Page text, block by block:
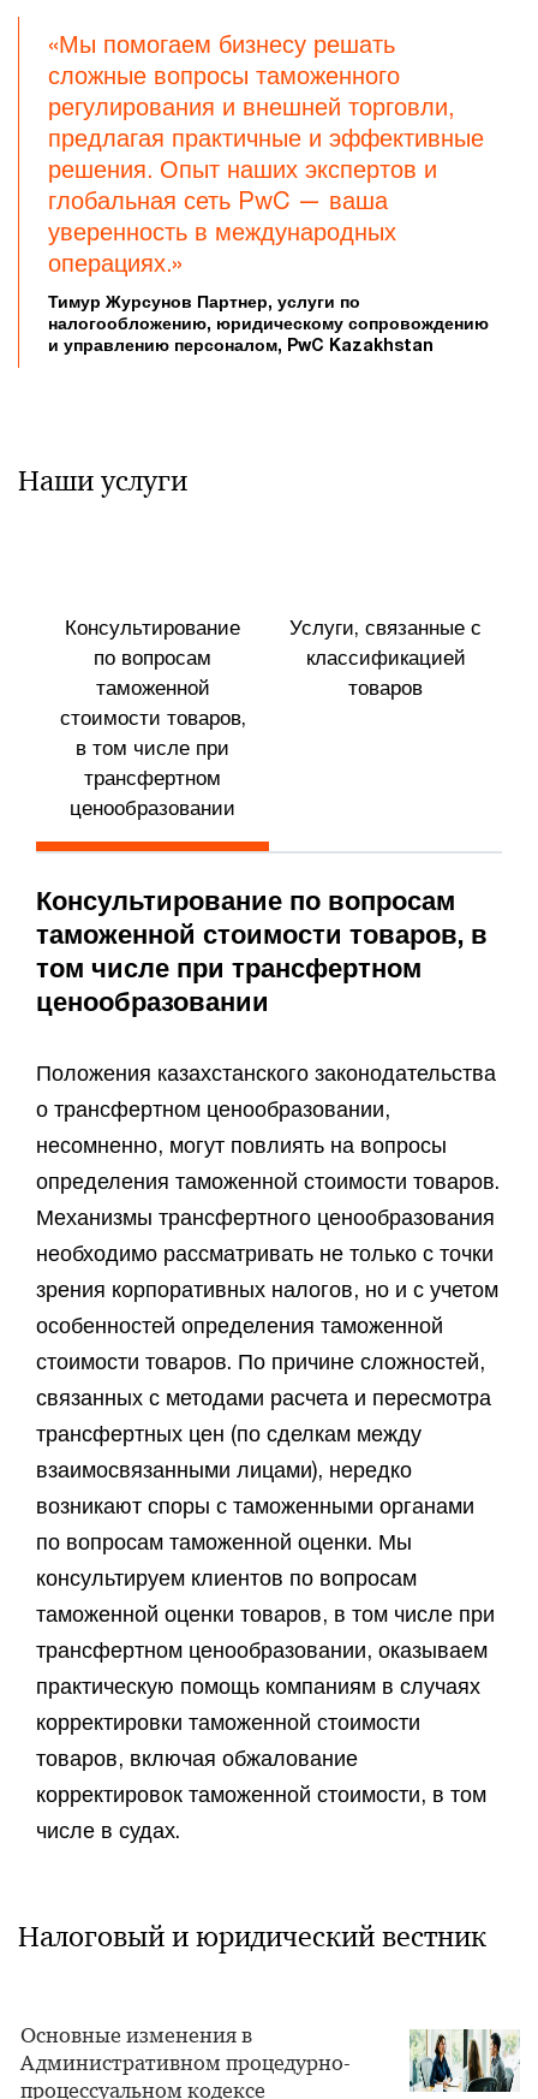
«Мы помогаем бизнесу решать
сложные вопросы таможенного
регулирования и внешней торговли,
предлагая практичные и эффективные
решения. Опыт наших экспертов и
глобальная сеть PwC — ваша
уверенность в международных
операциях.»
Тимур Журсунов Партнер, услуги по
налогообложению, юридическому сопровождению
и управлению персоналом, PwC Kazakhstan
Наши услуги
Консультирование
по вопросам
таможенной
стоимости товаров,
в том числе при
трансфертном
ценообразовании
Услуги, связанные с
классификацией
товаров
Консультирование по вопросам
таможенной стоимости товаров, в
том числе при трансфертном
ценообразовании
Положения казахстанского законодательства
о трансфертном ценообразовании,
несомненно, могут повлиять на вопросы
определения таможенной стоимости товаров.
Механизмы трансфертного ценообразования
необходимо рассматривать не только с точки
зрения корпоративных налогов, но и с учетом
особенностей определения таможенной
стоимости товаров. По причине сложностей,
связанных с методами расчета и пересмотра
трансфертных цен (по сделкам между
взаимосвязанными лицами), нередко
возникают споры с таможенными органами
по вопросам таможенной оценки. Мы
консультируем клиентов по вопросам
таможенной оценки товаров, в том числе при
трансфертном ценообразовании, оказываем
практическую помощь компаниям в случаях
корректировки таможенной стоимости
товаров, включая обжалование
корректировок таможенной стоимости, в том
числе в судах.
Налоговый и юридический вестник
Основные изменения в
Административном процедурно-
процессуальном кодексе